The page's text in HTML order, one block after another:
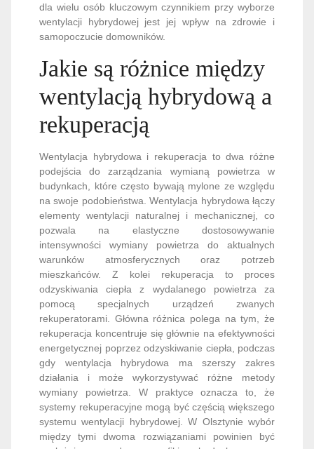
dla wielu osób kluczowym czynnikiem przy wyborze
wentylacji hybrydowej jest jej wpływ na zdrowie i
samopoczucie domowników.
Jakie są różnice między
wentylacją hybrydową a
rekuperacją
Wentylacja hybrydowa i rekuperacja to dwa różne
podejścia do zarządzania wymianą powietrza w
budynkach, które często bywają mylone ze względu
na swoje podobieństwa. Wentylacja hybrydowa łączy
elementy wentylacji naturalnej i mechanicznej, co
pozwala na elastyczne dostosowywanie
intensywności wymiany powietrza do aktualnych
warunków atmosferycznych oraz potrzeb
mieszkańców. Z kolei rekuperacja to proces
odzyskiwania ciepła z wydalanego powietrza za
pomocą specjalnych urządzeń zwanych
rekuperatorami. Główna różnica polega na tym, że
rekuperacja koncentruje się głównie na efektywności
energetycznej poprzez odzyskiwanie ciepła, podczas
gdy wentylacja hybrydowa ma szerszy zakres
działania i może wykorzystywać różne metody
wymiany powietrza. W praktyce oznacza to, że
systemy rekuperacyjne mogą być częścią większego
systemu wentylacji hybrydowej. W Olsztynie wybór
między tymi dwoma rozwiązaniami powinien być